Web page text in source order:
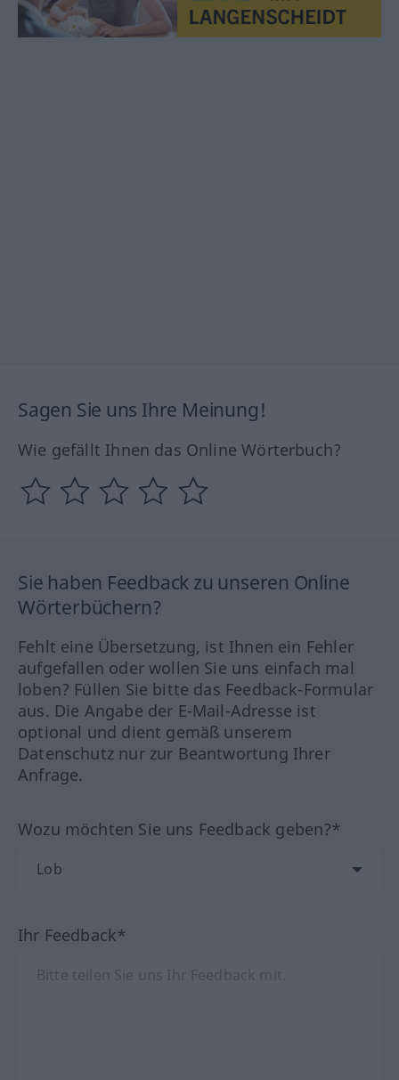
Sagen Sie uns Ihre Meinung!
Wie gefällt Ihnen das Online Wörterbuch?
Sie haben Feedback zu unseren Online
Wörterbüchern?
Fehlt eine Übersetzung, ist Ihnen ein Fehler
aufgefallen oder wollen Sie uns einfach mal
loben? Füllen Sie bitte das Feedback-Formular
aus. Die Angabe der E-Mail-Adresse ist
optional und dient gemäß unserem
Datenschutz nur zur Beantwortung Ihrer
Anfrage.
Wozu möchten Sie uns Feedback geben?*
Ihr Feedback*